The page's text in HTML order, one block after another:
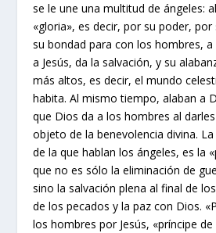
se le une una multitud de ángeles:
«gloria», es decir, por su poder,
su bondad para con los hombres,
a Jesús, da la salvación, y su
más altos, es decir, el mundo
habita. Al mismo tiempo, alaban a
que Dios da a los hombres al
objeto de la benevolencia divina.
de la que hablan los ángeles, es la
que no es sólo la eliminación de
sino la salvación plena al final de
de los pecados y la paz con Dios.
los hombres por Jesús, «príncipe